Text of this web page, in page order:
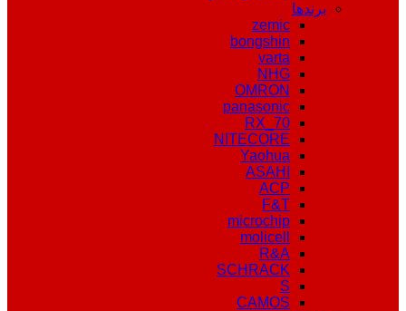
برندها
zemic
bongshin
varta
NHG
OMRON
panasonic
RX_70
NITECORE
Yaohua
ASAHI
ACP
F&T
microchip
molicell
R&A
SCHRACK
S
CAMOS